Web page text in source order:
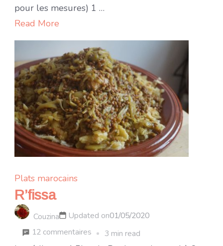
feuilletées
pour les mesures) 1 …
Read More
Plats marocains
R’fissa
Couzina Updated on01/05/2020
12 commentaires sur 3 min read